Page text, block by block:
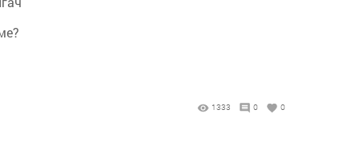
1333 0 0